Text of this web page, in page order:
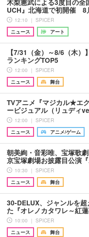
UCH』北海道で初開催
12:10 ｜ SPICER
ニュース
アート
【7/31（金）～8/6（木
ランキングTOP5
12:00 ｜ SPICER
ニュース
舞台
TVアニメ『マジカル★エ
ービジュアル（リュディ
12:00 ｜ SPICER
ニュース
アニメ/ゲーム
朝美絢・音彩唯、宝塚歌
京宝塚劇場お披露目公演
10:30 ｜ SPICER
ニュース
舞台
30-DELUX、ジャンルを
た『オレノカタワレ～紅
10:00 ｜ SPICER
ニュース
舞台